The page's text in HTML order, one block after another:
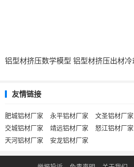
铝型材挤压数学模型 铝型材挤压出材冷
友情链接
肥城铝材厂家 永平铝材厂家 文圣铝材厂家
交城铝材厂家
靖远铝材厂家 怒江铝材厂家
天河铝材厂家
安龙铝材厂家